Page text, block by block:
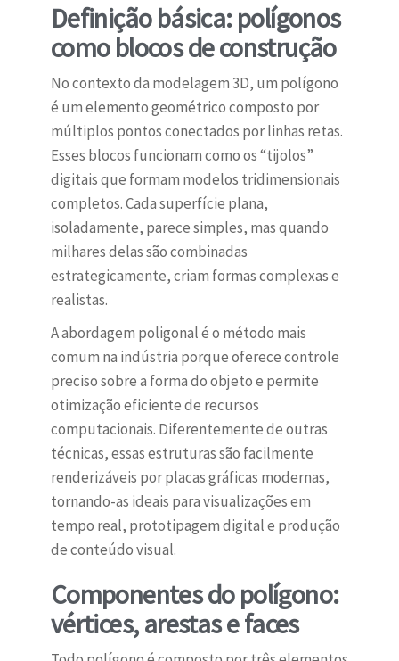
Definição básica: polígonos
como blocos de construção
No contexto da modelagem 3D, um polígono
é um elemento geométrico composto por
múltiplos pontos conectados por linhas retas.
Esses blocos funcionam como os “tijolos”
digitais que formam modelos tridimensionais
completos. Cada superfície plana,
isoladamente, parece simples, mas quando
milhares delas são combinadas
estrategicamente, criam formas complexas e
realistas.
A abordagem poligonal é o método mais
comum na indústria porque oferece controle
preciso sobre a forma do objeto e permite
otimização eficiente de recursos
computacionais. Diferentemente de outras
técnicas, essas estruturas são facilmente
renderizáveis por placas gráficas modernas,
tornando-as ideais para visualizações em
tempo real, prototipagem digital e produção
de conteúdo visual.
Componentes do polígono:
vértices, arestas e faces